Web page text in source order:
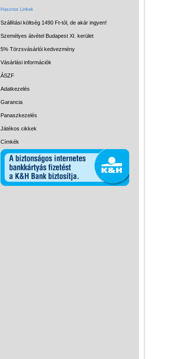
Hasznos Linkek
Szállítási költség 1490 Ft-tól, de akár ingyen!
Személyes átvétel Budapest XI. kerület
5% Törzsvásárlói kedvezmény
Vásárlási információk
ÁSZF
Adatkezelés
Garancia
Panaszkezelés
Játékos cikkek
Címkék
Adatkezelés
ÁSZF
Akiket támogatunk
Garancia